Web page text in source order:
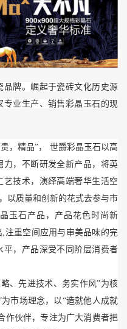
牌。崛起于瓷砖文化历史源
业生产、销售彩晶玉石的现
，精品”， 世爵彩晶玉石以高
，不断研发全新产品，将英
技术，演绎高端奢华生活空
以质量和创新的花式去参与市
玉石产品，产品花色时尚新
注重空间应用与审美品味的完
，产品深受不同阶层消费者
、先进技术、务实作风”为核
为市场理念，以“造就他人成就
作伙伴，专注为广大消费者把